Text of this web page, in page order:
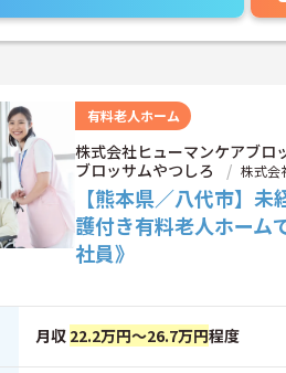
有料老人ホーム
株式会社ヒューマンケアブ
ブロッサムやつしろ
株式会
【熊本県／八代市】
護付き有料老人ホーム
社員》
月収 22.2万円～26.7万円程度